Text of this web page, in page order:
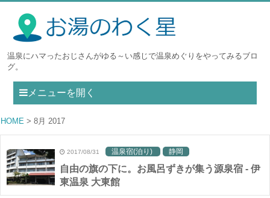
温泉にハマったおじさんがゆる～い感じで温泉めぐりをやってみるブロ
グ。
メニューを開く
HOME 8月 2017
2017/08/31 温泉宿(泊り) 静岡
自由の旗の下に。お風呂ずきが集う源泉宿 - 伊
東温泉 大東館